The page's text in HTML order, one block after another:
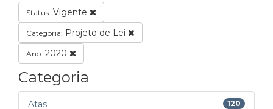
Status: Vigente
Categoria: Projeto de Lei
Ano: 2020
Categoria
Atas 120